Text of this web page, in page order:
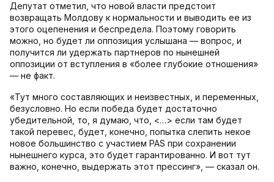
Депутат отметил, что новой власти предстоит
возвращать Молдову к нормальности и выводить ее из
этого оцепенения и беспредела. Поэтому говорить
можно, но будет ли оппозиция услышана — вопрос, и
получится ли удержать партнеров по нынешней
оппозиции от вступления в «более глубокие отношения»
— не факт.
«Тут много составляющих и неизвестных, и переменных,
безусловно. Но если победа будет достаточно
убедительной, то, я думаю, что, <…> если там будет
такой перевес, будет, конечно, попытка слепить некое
новое большинство с участием PAS при сохранении
нынешнего курса, это будет гарантированно. И вот тут
важно, конечно, выдержать этот прессинг», — сказал он.